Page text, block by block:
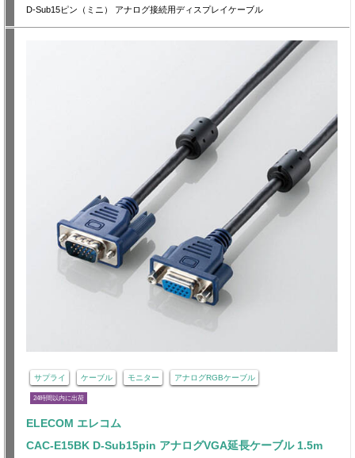
D-Sub15ピン（ミニ） アナログ接続用ディスプレイケーブル
サプライ ケーブル モニター アナログRGBケーブル
24時間以内に出荷
ELECOM エレコム
CAC-E15BK D-Sub15pin アナログVGA延長ケーブル 1.5m